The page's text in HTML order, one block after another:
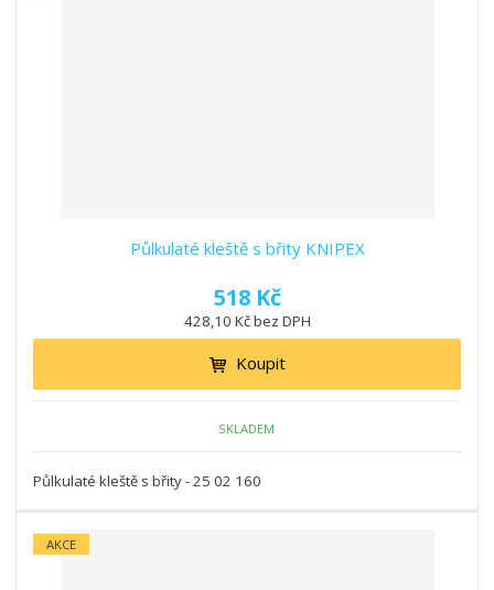
Půlkulaté kleště s břity KNIPEX
518 Kč
428,10 Kč bez DPH
Koupit
SKLADEM
Půlkulaté kleště s břity - 25 02 160
AKCE